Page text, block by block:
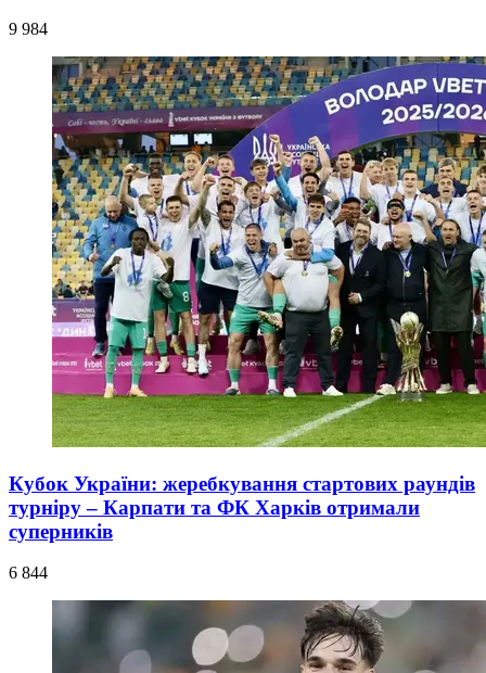
9 984
Кубок України: жеребкування стартових раундів
турніру – Карпати та ФК Харків отримали
суперників
6 844